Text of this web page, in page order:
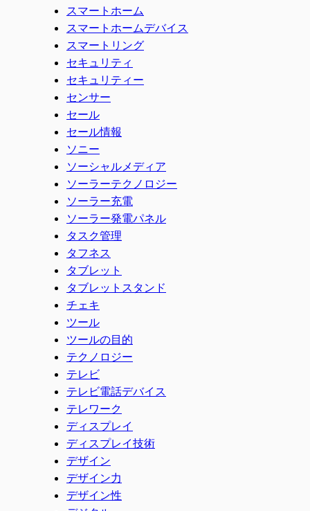
スマートホーム
スマートホームデバイス
スマートリング
セキュリティ
セキュリティー
センサー
セール
セール情報
ソニー
ソーシャルメディア
ソーラーテクノロジー
ソーラー充電
ソーラー発電パネル
タスク管理
タフネス
タブレット
タブレットスタンド
チェキ
ツール
ツールの目的
テクノロジー
テレビ
テレビ電話デバイス
テレワーク
ディスプレイ
ディスプレイ技術
デザイン
デザイン力
デザイン性